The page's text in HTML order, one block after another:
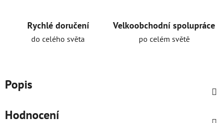
Rychlé doručení
do celého světa
Velkoobchodní spolupráce
po celém světě
Popis
Hodnocení